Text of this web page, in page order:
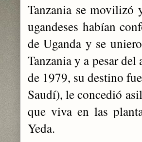
Tanzania se movilizó
ugandeses habían
de Uganda y se
Tanzania y a pesar
de 1979, su destino
Saudí), le concedió
que viva en las
Yeda.​